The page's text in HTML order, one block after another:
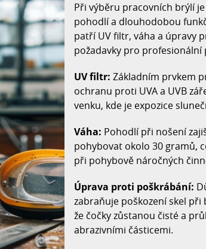
Při výběru pracovních brýlí
pohodlí a dlouhodobou
patří UV filtr, váha a úpravy
požadavky pro profesionální
UV filtr:Základním prvkem
ochranu proti UVA a UVB
venku, kde je expozice
Váha: Pohodlí při nošení
pohybovat okolo 30 gramů,
při pohybově náročných
Úprava proti poškrábání:
zabraňuje poškození skel
že čočky zůstanou čisté a
abrazivními částicemi.